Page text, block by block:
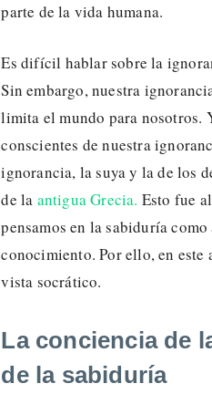
parte de la vida humana.
Es difícil hablar sobre la
Sin embargo, nuestra
limita el mundo para nosotros.
conscientes de nuestra
ignorancia, la suya y la de los
de la antigua Grecia. Esto fue
pensamos en la sabiduría
conocimiento. Por ello, en
vista socrático.
La conciencia de
de la sabiduría